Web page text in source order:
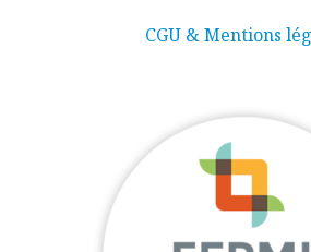
CGU & Mentions